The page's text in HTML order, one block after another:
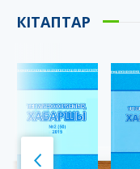
КІТАПТАР